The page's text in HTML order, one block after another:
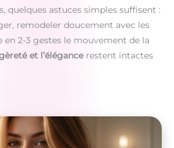
quelques astuces simples suffisent :
remodeler doucement avec les
2-3 gestes le mouvement de la
et l’élégancerestent intactes